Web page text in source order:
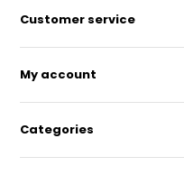
Customer service
My account
Categories